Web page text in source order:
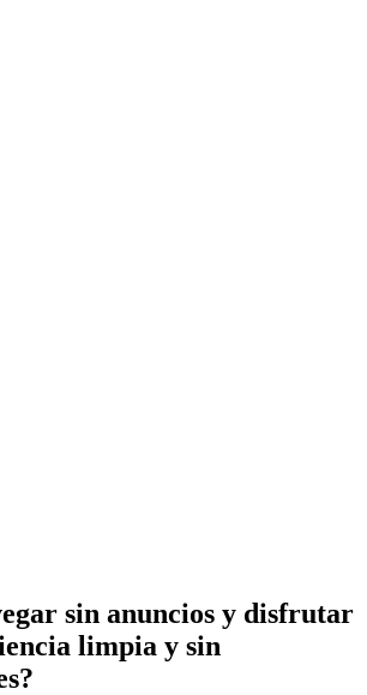
sin anuncios y disfrutar
limpia y sin